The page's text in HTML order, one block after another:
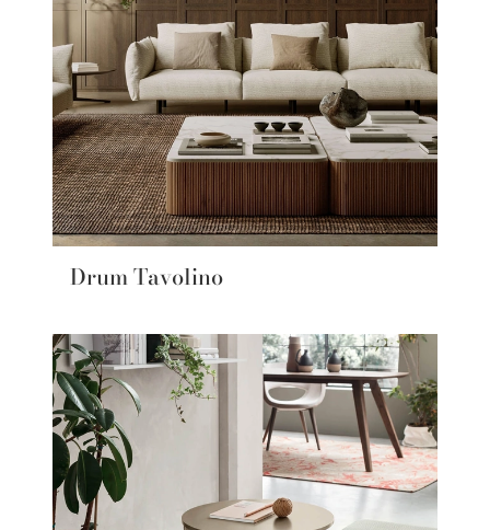
Drum Tavolino